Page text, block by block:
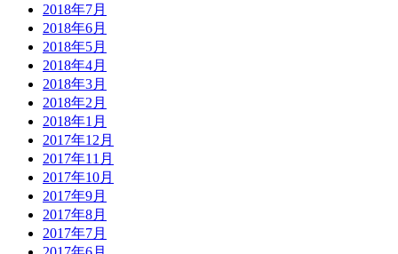
2018年7月
2018年6月
2018年5月
2018年4月
2018年3月
2018年2月
2018年1月
2017年12月
2017年11月
2017年10月
2017年9月
2017年8月
2017年7月